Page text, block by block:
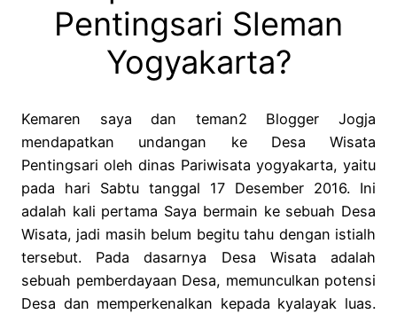
Pentingsari Sleman
Yogyakarta?
Kemaren saya dan teman2 Blogger Jogja
mendapatkan undangan ke Desa Wisata
Pentingsari oleh dinas Pariwisata yogyakarta, yaitu
pada hari Sabtu tanggal 17 Desember 2016. Ini
adalah kali pertama Saya bermain ke sebuah Desa
Wisata, jadi masih belum begitu tahu dengan istialh
tersebut. Pada dasarnya Desa Wisata adalah
sebuah pemberdayaan Desa, memunculkan potensi
Desa dan memperkenalkan kepada kyalayak luas.